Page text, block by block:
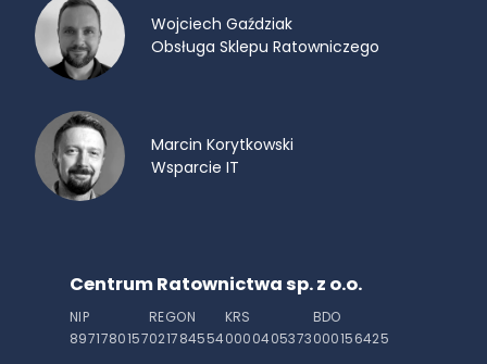
Wojciech Gaździak
Obsługa Sklepu Ratowniczego
Marcin Korytkowski
Wsparcie IT
Centrum Ratownictwa sp. z o.o.
NIP
8971780157
REGON
021784554
KRS
0000405373
BDO
000156425